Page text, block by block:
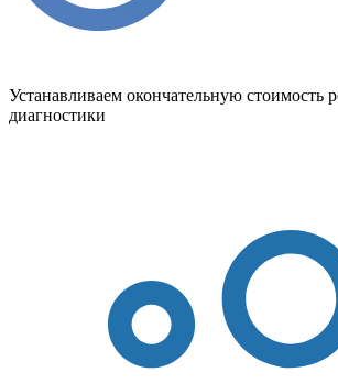
Устанавливаем окончательную стоимость
диагностики